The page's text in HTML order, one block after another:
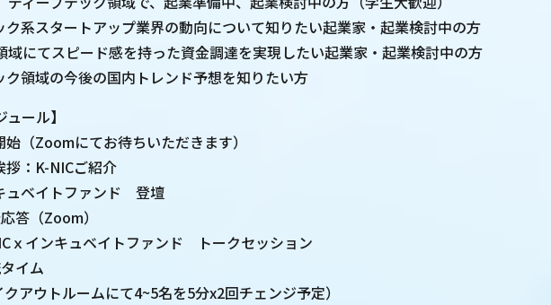
ク系スタートアップ業界の動向について知りたい起業家・起業検討中の方
域にてスピード感を持った資金調達を実現したい起業家・起業検討中の方
ク領域の今後の国内トレンド予想を知りたい方
ュール】
（Zoomにてお待ちいただきます）
：K-NICご紹介
ベイトファンド 登壇
（Zoom）
インキュベイトファンド トークセッション
イム
クアウトルームにて4~5名を5分x2回チェンジ予定）